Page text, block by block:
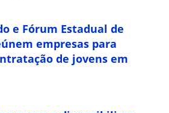
e Fórum Estadual de
empresas para
de jovens em